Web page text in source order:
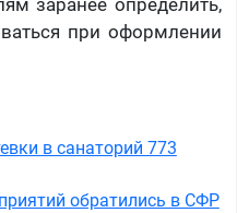
заранее определить,
при оформлении
в санаторий 773
обратились в СФР